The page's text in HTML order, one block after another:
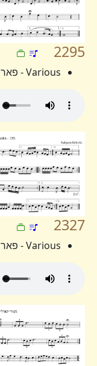
2295
Various - פארשיידענע
2327
Various - פארשיידענע